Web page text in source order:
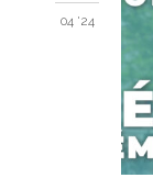
04 '24